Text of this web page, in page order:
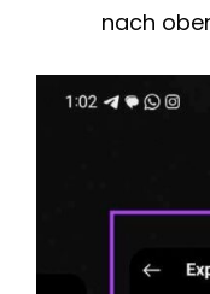
nach